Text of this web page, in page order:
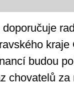
kraje
budou
chovatelů za